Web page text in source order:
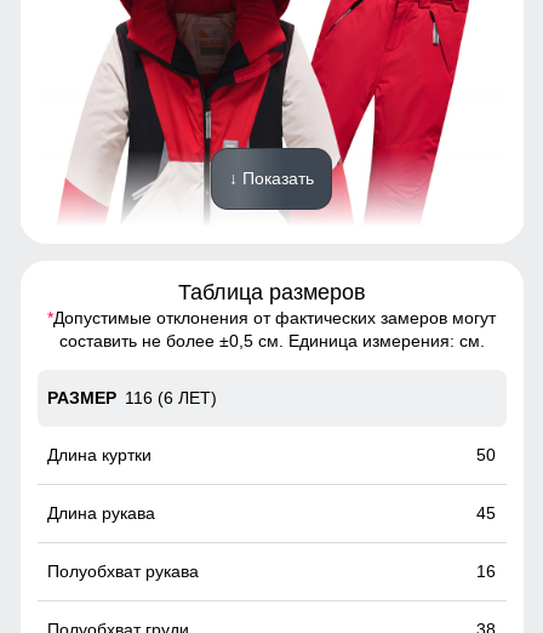
Спортивный горнолыжный костюм - это предмет
гардероба, состоящий из двух частей: куртки и
Полукомбинезон зимний имеет регулируемые бретели,
↓ Показать
Таблица размеров
*Допустимые отклонения от фактических замеров могут
составить не более ±0,5 см. Единица измерения: см.
116 (6 ЛЕТ)
50
45
16